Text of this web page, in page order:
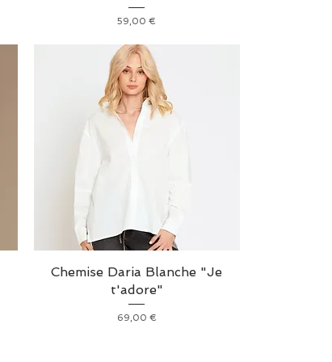
Prix
59,00 €
Chemise Daria Blanche "Je
t'adore"
Prix
69,00 €